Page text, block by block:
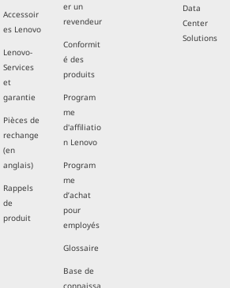
Accessoir
es Lenovo
Lenovo-
Services
et
garantie
Pièces de
rechange
(en
anglais)
Rappels
de
produit
er un
revendeur
Conformit
é des
produits
Program
me
d'affiliatio
n Lenovo
Program
me
d’achat
pour
employés
Glossaire
Base de
connaissa
Data
Center
Solutions